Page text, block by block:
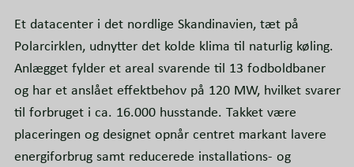
Et datacenter i det nordlige Skandinavien, tæt på
Polarcirklen, udnytter det kolde klima til naturlig køling.
Anlægget fylder et areal svarende til 13 fodboldbaner
og har et anslået effektbehov på 120 MW, hvilket svarer
til forbruget i ca. 16.000 husstande. Takket være
placeringen og designet opnår centret markant lavere
energiforbrug samt reducerede installations- og